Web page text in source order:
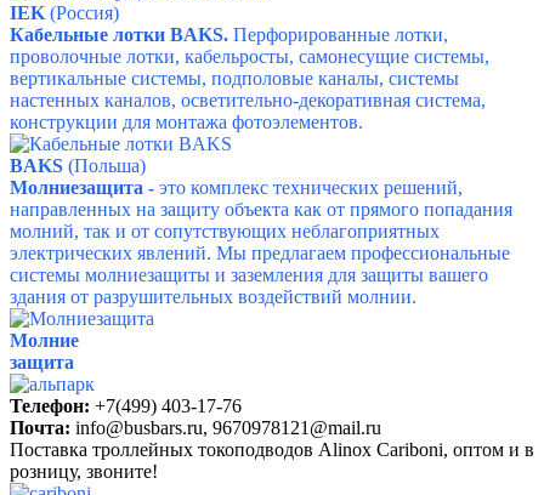
IEK (Россия)
Кабельные лотки BAKS. Перфорированные лотки,
проволочные лотки, кабельросты, самонесущие системы,
вертикальные системы, подполовые каналы, системы
настенных каналов, осветительно-декоративная система,
конструкции для монтажа фотоэлементов.
BAKS (Польша)
Молниезащита - это комплекс технических решений,
направленных на защиту объекта как от прямого попадания
молний, так и от сопутствующих неблагоприятных
электрических явлений. Мы предлагаем профессиональные
системы молниезащиты и заземления для защиты вашего
здания от разрушительных воздействий молнии.
Молние
защита
Телефон: +7(499) 403-17-76
Почта: info@busbars.ru, 9670978121@mail.ru
Поставка троллейных токоподводов Alinox Cariboni, оптом и в
розницу, звоните!